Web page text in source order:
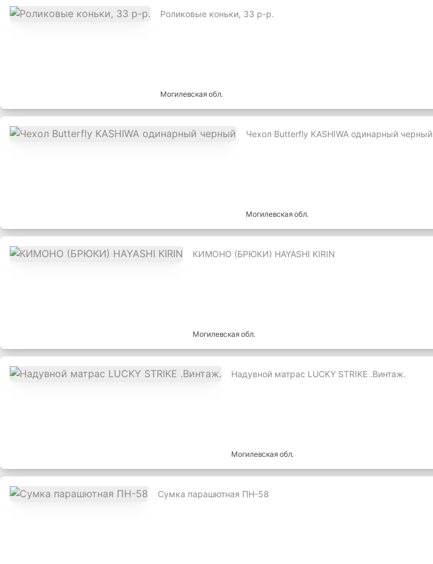
Роликовые коньки, 33 р-р.
Могилевская обл.
Чехол Butterfly KASHIWA одинарный черный
Могилевская обл.
КИМОНО (БРЮКИ) HAYASHI KIRIN
Могилевская обл.
Надувной матрас LUCKY STRIKE .Винтаж.
Могилевская обл.
Сумка парашютная ПН-58